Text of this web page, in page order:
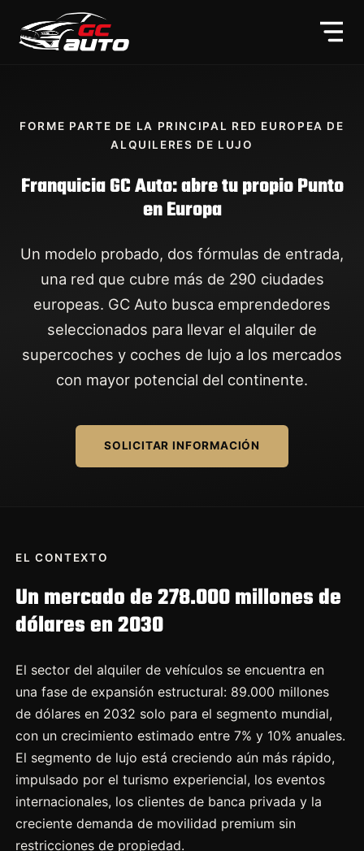
FORME PARTE DE LA PRINCIPAL RED EUROPEA DE
ALQUILERES DE LUJO
Franquicia GC Auto: abre tu propio Punto
en Europa
Un modelo probado, dos fórmulas de entrada,
una red que cubre más de 290 ciudades
europeas. GC Auto busca emprendedores
seleccionados para llevar el alquiler de
supercoches y coches de lujo a los mercados
con mayor potencial del continente.
SOLICITAR INFORMACIÓN
EL CONTEXTO
Un mercado de 278.000 millones de
dólares en 2030
El sector del alquiler de vehículos se encuentra en
una fase de expansión estructural: 89.000 millones
de dólares en 2032 solo para el segmento mundial,
con un crecimiento estimado entre 7% y 10% anuales.
El segmento de lujo está creciendo aún más rápido,
impulsado por el turismo experiencial, los eventos
internacionales, los clientes de banca privada y la
creciente demanda de movilidad premium sin
restricciones de propiedad.